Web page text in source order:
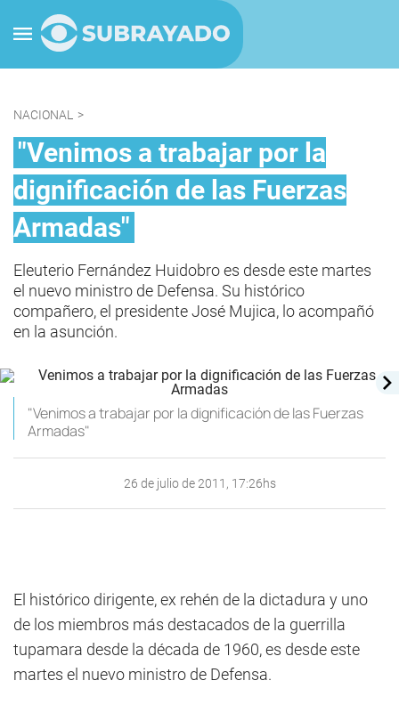
NACIONAL >
"Venimos a trabajar por la
dignificación de las Fuerzas
Armadas"
Eleuterio Fernández Huidobro es desde este martes
el nuevo ministro de Defensa. Su histórico
compañero, el presidente José Mujica, lo acompañó
en la asunción.
"Venimos a trabajar por la dignificación de las Fuerzas
Armadas"
26 de julio de 2011, 17:26hs
El histórico dirigente, ex rehén de la dictadura y uno
de los miembros más destacados de la guerrilla
tupamara desde la década de 1960, es desde este
martes el nuevo ministro de Defensa.